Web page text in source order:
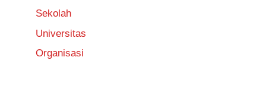
Sekolah
Universitas
Organisasi